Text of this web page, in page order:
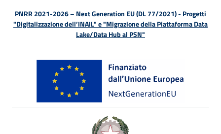
PNRR 2021-2026 – Next Generation EU (DL 77/2021) - Progetti
"Digitalizzazione dell’INAIL" e "Migrazione della Piattaforma Data
Lake/Data Hub al PSN"